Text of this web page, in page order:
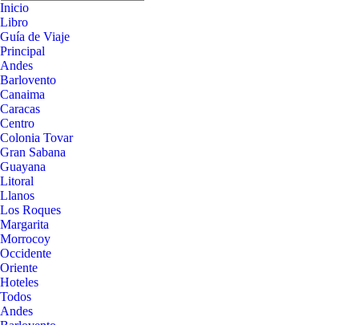
Inicio
Libro
Guía de Viaje
Principal
Andes
Barlovento
Canaima
Caracas
Centro
Colonia Tovar
Gran Sabana
Guayana
Litoral
Llanos
Los Roques
Margarita
Morrocoy
Occidente
Oriente
Hoteles
Todos
Andes